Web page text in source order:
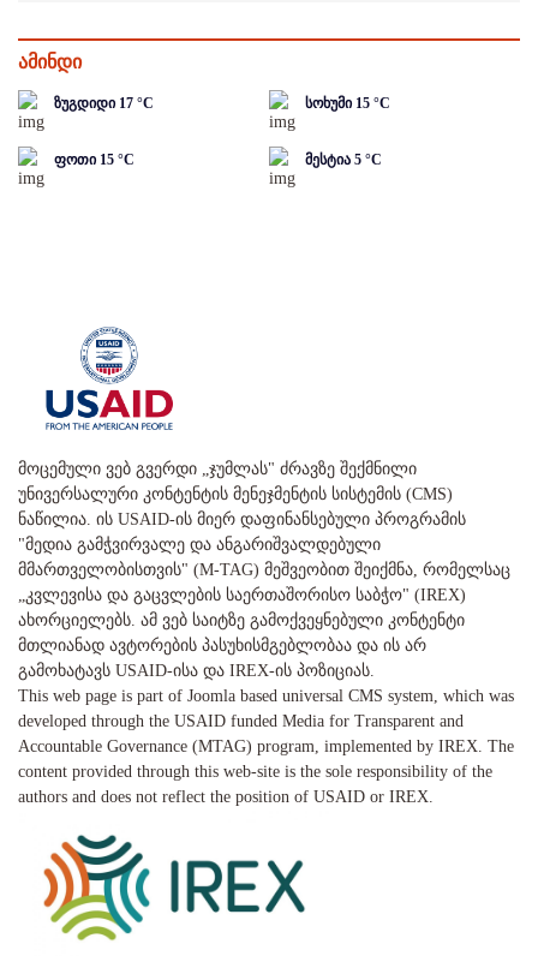
ამინდი
ზუგდიდი 17 °C სოხუმი 15 °C
ფოთი 15 °C მესტია 5 °C
მოცემული ვებ გვერდი „ჯუმლას" ძრავზე შექმნილი
უნივერსალური კონტენტის მენეჯმენტის სისტემის (CMS)
ნაწილია. ის USAID-ის მიერ დაფინანსებული პროგრამის
"მედია გამჭვირვალე და ანგარიშვალდებული
მმართველობისთვის" (M-TAG) მეშვეობით შეიქმნა, რომელსაც
„კვლევისა და გაცვლების საერთაშორისო საბჭო" (IREX)
ახორციელებს. ამ ვებ საიტზე გამოქვეყნებული კონტენტი
მთლიანად ავტორების პასუხისმგებლობაა და ის არ
გამოხატავს USAID-ისა და IREX-ის პოზიციას.
This web page is part of Joomla based universal CMS system, which was
developed through the USAID funded Media for Transparent and
Accountable Governance (MTAG) program, implemented by IREX. The
content provided through this web-site is the sole responsibility of the
authors and does not reflect the position of USAID or IREX.